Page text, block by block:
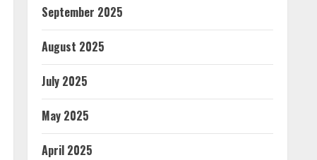
September 2025
August 2025
July 2025
May 2025
April 2025